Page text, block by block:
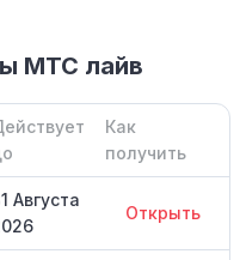
МТС лайв
Как
получить
Августа
Открыть